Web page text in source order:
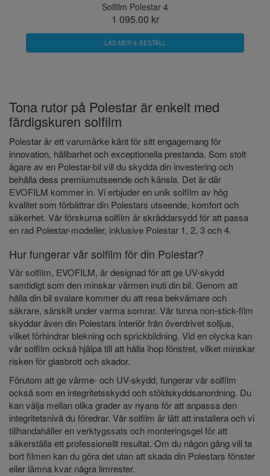
Solfilm Polestar 4
1 095.00 kr
LÄS MER & BESTÄLL
Tona rutor på Polestar är enkelt med
färdigskuren solfilm
Polestar är ett varumärke känt för sitt engagemang för
innovation, hållbarhet och exceptionella prestanda. Som stolt
ägare av en Polestar-bil vill du skydda din investering och
behålla dess premiumutseende och känsla. Det är där
EVOFILM kommer in. Vi erbjuder en unik solfilm av hög
kvalitet som förbättrar din Polestars utseende, komfort och
säkerhet. Vår förskurna solfilm är skräddarsydd för att passa
en rad Polestar-modeller, inklusive Polestar 1, 2, 3 och 4.
Hur fungerar vår solfilm för din Polestar?
Vår solfilm, EVOFILM, är designad för att ge UV-skydd
samtidigt som den minskar värmen inuti din bil. Genom att
hålla din bil svalare kommer du att resa bekvämare och
säkrare, särskilt under varma somrar. Vår tunna non-stick-film
skyddar även din Polestars interiör från överdrivet solljus,
vilket förhindrar blekning och sprickbildning. Vid en olycka kan
vår solfilm också hjälpa till att hålla ihop fönstret, vilket minskar
risken för glasbrott och skador.
Förutom att ge värme- och UV-skydd, fungerar vår solfilm
också som en integritetsskydd och stöldskyddsanordning. Du
kan välja mellan olika grader av nyans för att anpassa den
integritetsnivå du föredrar. Vår solfilm är lätt att installera och vi
tillhandahåller en verktygssats och monteringsgel för att
säkerställa ett professionellt resultat. Om du någon gång vill ta
bort filmen kan du göra det utan att skada din Polestars fönster
eller lämna kvar några limrester.